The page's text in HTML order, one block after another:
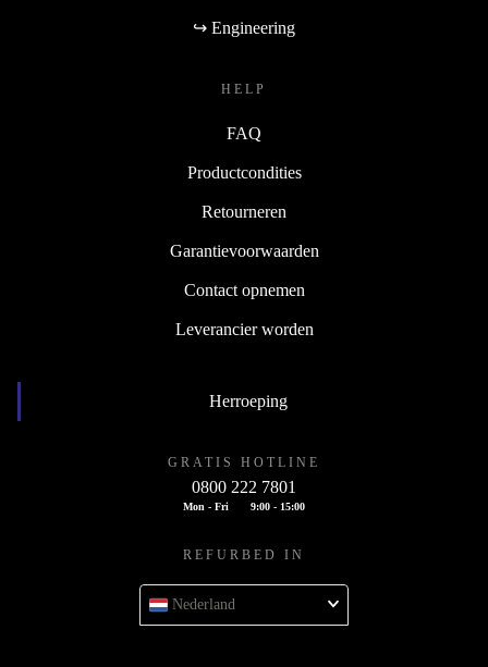
↪ Engineering
HELP
FAQ
Productcondities
Retourneren
Garantievoorwaarden
Contact opnemen
Leverancier worden
Herroeping
GRATIS HOTLINE
0800 222 7801
Mon - Fri 9:00 - 15:00
REFURBED IN
Nederland